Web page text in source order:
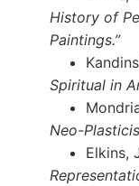
History of
Paintings.”
Spiritual in
Neo-
Elkins,